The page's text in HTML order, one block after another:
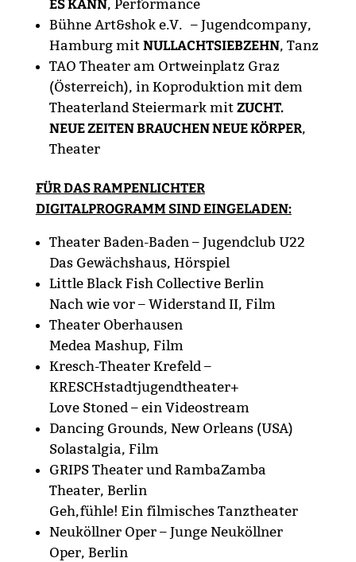
ES KANN, Performance
Bühne Art&shok e.V. – Jugendcompany,
Hamburg mit NULLACHTSIEBZEHN, Tanz
TAO Theater am Ortweinplatz Graz
(Österreich), in Koproduktion mit dem
Theaterland Steiermark mit ZUCHT.
NEUE ZEITEN BRAUCHEN NEUE KÖRPER,
Theater
FÜR DAS RAMPENLICHTER
DIGITALPROGRAMM SIND EINGELADEN:
Theater Baden-Baden – Jugendclub U22
Das Gewächshaus, Hörspiel
Little Black Fish Collective Berlin
Nach wie vor – Widerstand II, Film
Theater Oberhausen
Medea Mashup, Film
Kresch-Theater Krefeld –
KRESCHstadtjugendtheater+
Love Stoned – ein Videostream
Dancing Grounds, New Orleans (USA)
Solastalgia, Film
GRIPS Theater und RambaZamba
Theater, Berlin
Geh,fühle! Ein filmisches Tanztheater
Neuköllner Oper – Junge Neuköllner
Oper, Berlin